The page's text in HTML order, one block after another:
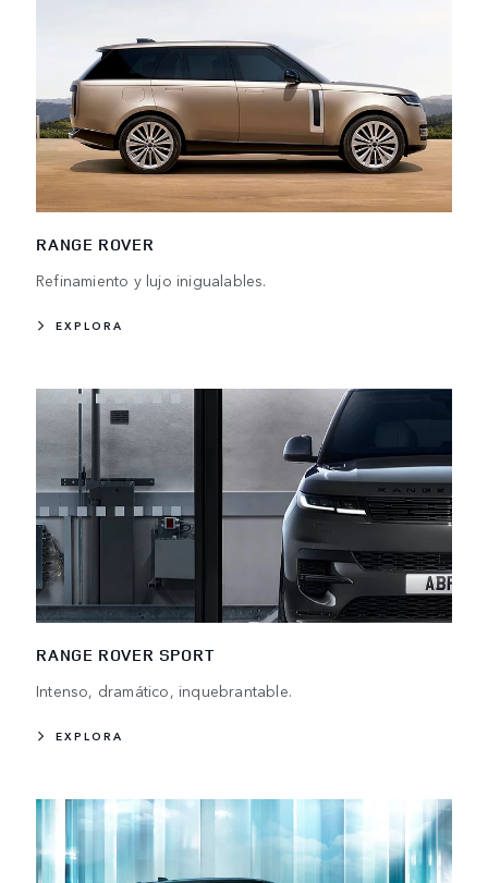
RANGE ROVER
Refinamiento y lujo inigualables.
EXPLORA
RANGE ROVER SPORT
Intenso, dramático, inquebrantable.
EXPLORA